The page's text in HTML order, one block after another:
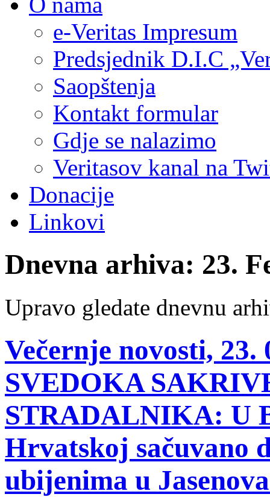
e-Veritas Impresum
Predsjednik D.I.C
Saopštenja
Kontakt formular
Gdje se nalazimo
Veritasov kanal na
Donacije
Linkovi
Dnevna arhiva: 23.
Upravo gledate dnevnu
Večernje novosti,
SVEDOKA
STRADALNIKA: U
Hrvatskoj sačuvano
ubijenima u